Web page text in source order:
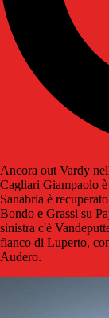
Ancora out Vardy
Cagliari Giampaolo
Sanabria è
Bondo e Grassi su
sinistra c'è
fianco di Luperto,
Audero.